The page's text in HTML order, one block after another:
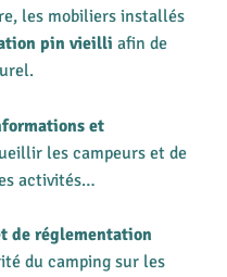
les mobiliers installés
pin vieilli afin de
et
les campeurs et de
activités…
de réglementation
du camping sur les